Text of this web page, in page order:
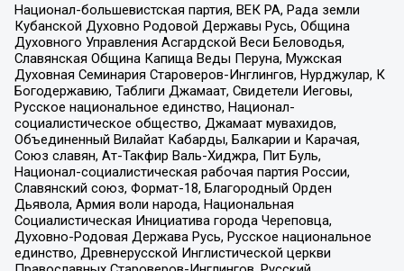
Национал-большевистская партия, ВЕК РА, Рада земли
Кубанской Духовно Родовой Державы Русь, Община
Духовного Управления Асгардской Веси Беловодья,
Славянская Община Капища Веды Перуна, Мужская
Духовная Семинария Староверов-Инглингов, Нурджулар, К
Богодержавию, Таблиги Джамаат, Свидетели Иеговы,
Русское национальное единство, Национал-
социалистическое общество, Джамаат мувахидов,
Объединенный Вилайат Кабарды, Балкарии и Карачая,
Союз славян, Ат-Такфир Валь-Хиджра, Пит Буль,
Национал-социалистическая рабочая партия России,
Славянский союз, Формат-18, Благородный Орден
Дьявола, Армия воли народа, Национальная
Социалистическая Инициатива города Череповца,
Духовно-Родовая Держава Русь, Русское национальное
единство, Древнерусской Инглистической церкви